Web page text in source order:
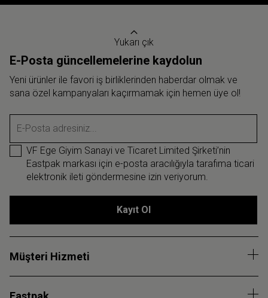
Yukarı çık
E-Posta güncellemelerine kaydolun
Yeni ürünler ile favori iş birliklerinden haberdar olmak ve
sana özel kampanyaları kaçırmamak için hemen üye ol!
E-Posta adresiniz...
VF Ege Giyim Sanayi ve Ticaret Limited Şirketi’nin
Eastpak markası için e-posta aracılığıyla tarafıma ticari
elektronik ileti göndermesine izin veriyorum.
Kayıt Ol
Müşteri Hizmeti